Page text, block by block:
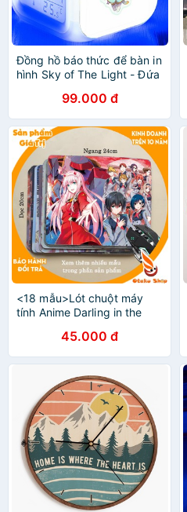
Đồng hồ báo thức để bàn in
hình Sky of The Light - Đứa
99.000 đ
<18 mẫu>Lót chuột máy
tính Anime Darling in the
chuột lớn 20x24cm chất
liệu mouse pad cao su
45.000 đ